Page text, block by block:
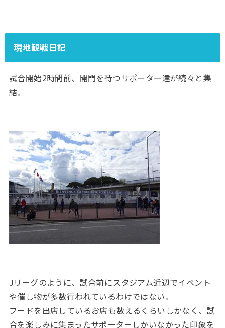
現地観戦日記
試合開始2時間前、開門を待つサポーター達が続々と集
結。
Jリーグのように、試合前にスタジアム近辺でイベント
や催し物が多数行われているわけではない。
フードを出店しているお店も数えるくらいしかなく、試
合を楽しみに集まったサポーターしかいなかった印象を